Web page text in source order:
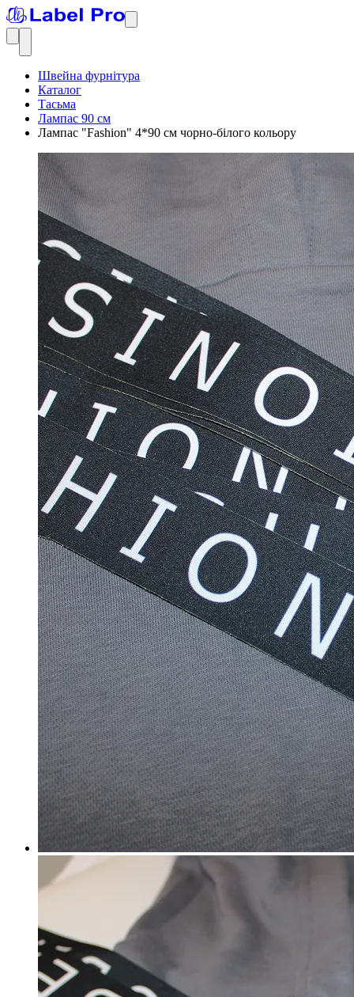
Швейна фурнітура
Каталог
Тасьма
Лампас 90 см
Лампас "Fashion" 4*90 см чорно-білого кольору